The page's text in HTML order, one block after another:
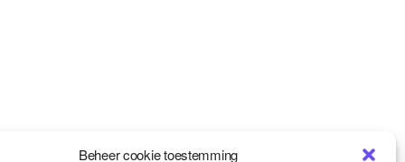
Beheer cookie toestemming